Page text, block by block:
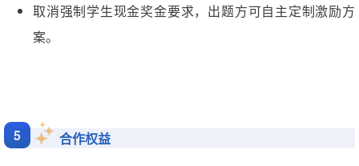
取消强制学生现金奖金要求，出题方可自主定制激励方
案。
5 合作权益